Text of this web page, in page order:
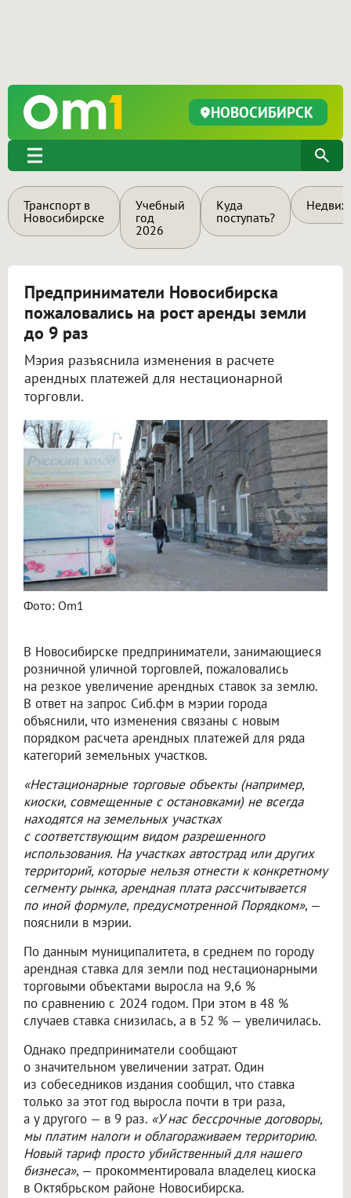
НОВОСИБИРСК
Транспорт в
Новосибирске
Учебный
год
2026
Куда
поступать?
Предприниматели Новосибирска
пожаловались на рост аренды земли
до 9 раз
Мэрия разъяснила изменения в расчете
арендных платежей для нестационарной
торговли.
Фото: Om1
В Новосибирске предприниматели, занимающиеся
розничной уличной торговлей, пожаловались
на резкое увеличение арендных ставок за землю.
В ответ на запрос Сиб.фм в мэрии города
объяснили, что изменения связаны с новым
порядком расчета арендных платежей для ряда
категорий земельных участков.
«Нестационарные торговые объекты (например,
киоски, совмещенные с остановками) не всегда
находятся на земельных участках
с соответствующим видом разрешенного
использования. На участках автострад или других
территорий, которые нельзя отнести к конкретному
сегменту рынка, арендная плата рассчитывается
по иной формуле, предусмотренной Порядком», —
пояснили в мэрии.
По данным муниципалитета, в среднем по городу
арендная ставка для земли под нестационарными
торговыми объектами выросла на 9,6 %
по сравнению с 2024 годом. При этом в 48 %
случаев ставка снизилась, а в 52 % — увеличилась.
Однако предприниматели сообщают
о значительном увеличении затрат. Один
из собеседников издания сообщил, что ставка
только за этот год выросла почти в три раза,
а у другого — в 9 раз. «У нас бессрочные договоры,
мы платим налоги и облагораживаем территорию.
Новый тариф просто убийственный для нашего
бизнеса», — прокомментировала владелец киоска
в Октябрьском районе Новосибирска.